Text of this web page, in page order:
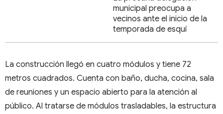
municipal preocupa a
vecinos ante el inicio de la
temporada de esquí
La construcción llegó en cuatro módulos y tiene 72
metros cuadrados. Cuenta con baño, ducha, cocina, sala
de reuniones y un espacio abierto para la atención al
público. Al tratarse de módulos trasladables, la estructura